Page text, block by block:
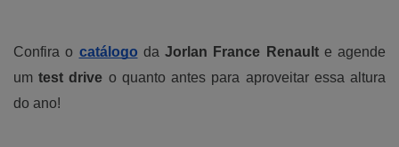
Confira o catálogo da Jorlan France Renault e agende
umtest drive o quanto antes para aproveitar essa altura
do ano!